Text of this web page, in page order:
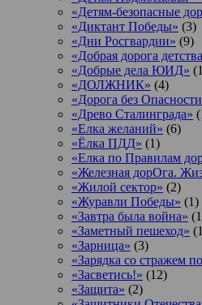
«Детям-безопасные
«Диктант Победы» (3)
«Дни Росгвардии» (9)
«Добрая дорога
«Добрые дела ЮИД»
«ДОЛЖНИК» (4)
«Дорога без
«Древо Сталинграда»
«Елка желаний» (6)
«Ёлка ПДД» (1)
«Елка по Правилам
«Железная дорОга.
«Жилой сектор» (2)
«Журавли Победы» (1)
«Завтра была война»
«Заметный пешеход»
«Зарница» (3)
«Зарядка со стражем
«Засветись!» (12)
«Защита» (2)